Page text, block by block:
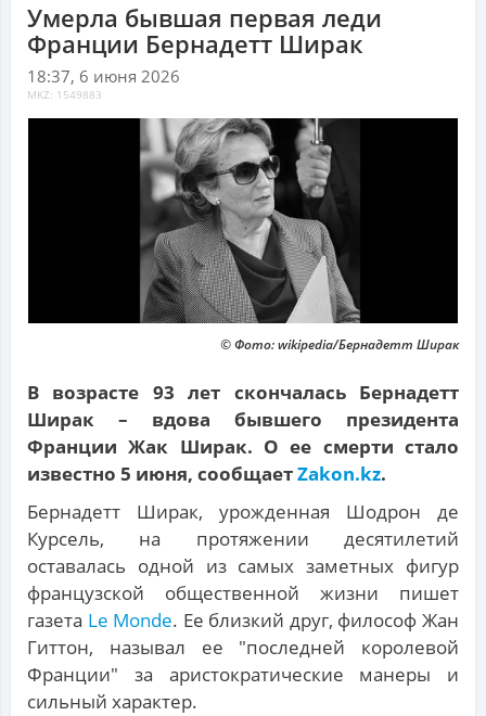
Умерла бывшая первая леди
Франции Бернадетт Ширак
18:37, 6 июня 2026
MKZ: 1549883
© Фото: wikipedia/Бернадетт Ширак
В возрасте 93 лет скончалась Бернадетт
Ширак – вдова бывшего президента
Франции Жак Ширак. О ее смерти стало
известно 5 июня, сообщаетZakon.kz.
Бернадетт Ширак, урожденная Шодрон де
Курсель, на протяжении десятилетий
оставалась одной из самых заметных фигур
французской общественной жизни пишет
газета Le Monde. Ее близкий друг, философ Жан
Гиттон, называл ее "последней королевой
Франции" за аристократические манеры и
сильный характер.